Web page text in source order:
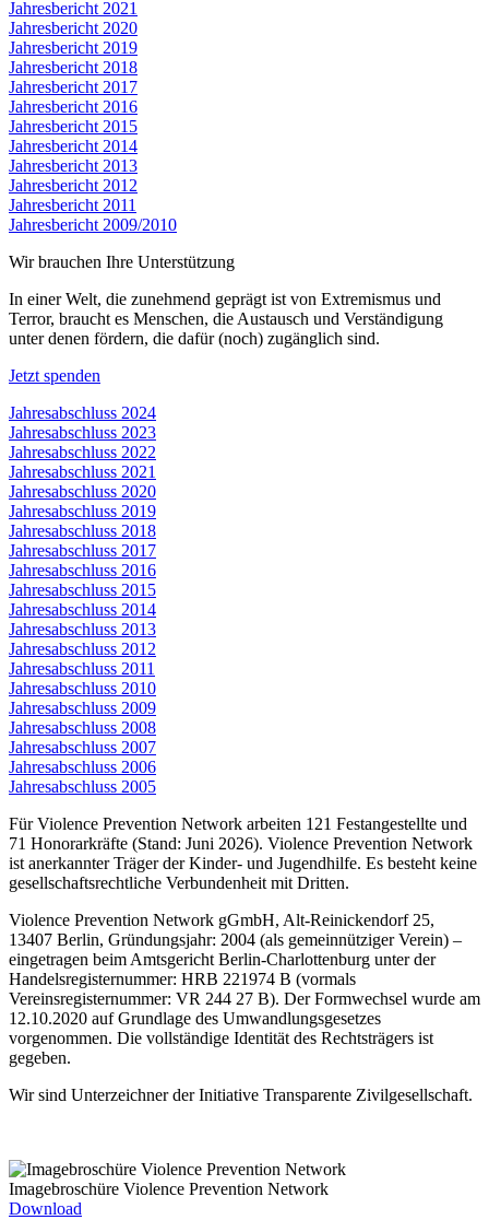
Jahresbericht 2021
Jahresbericht 2020
Jahresbericht 2019
Jahresbericht 2018
Jahresbericht 2017
Jahresbericht 2016
Jahresbericht 2015
Jahresbericht 2014
Jahresbericht 2013
Jahresbericht 2012
Jahresbericht 2011
Jahresbericht 2009/2010
Wir brauchen Ihre Unterstützung
In einer Welt, die zunehmend geprägt ist von Extremismus und
Terror, braucht es Menschen, die Austausch und Verständigung
unter denen fördern, die dafür (noch) zugänglich sind.
Jetzt spenden
Jahresabschluss 2024
Jahresabschluss 2023
Jahresabschluss 2022
Jahresabschluss 2021
Jahresabschluss 2020
Jahresabschluss 2019
Jahresabschluss 2018
Jahresabschluss 2017
Jahresabschluss 2016
Jahresabschluss 2015
Jahresabschluss 2014
Jahresabschluss 2013
Jahresabschluss 2012
Jahresabschluss 2011
Jahresabschluss 2010
Jahresabschluss 2009
Jahresabschluss 2008
Jahresabschluss 2007
Jahresabschluss 2006
Jahresabschluss 2005
Für Violence Prevention Network arbeiten 121 Festangestellte und
71 Honorarkräfte (Stand: Juni 2026). Violence Prevention Network
ist anerkannter Träger der Kinder- und Jugendhilfe. Es besteht keine
gesellschaftsrechtliche Verbundenheit mit Dritten.
Violence Prevention Network gGmbH, Alt-Reinickendorf 25,
13407 Berlin, Gründungsjahr: 2004 (als gemeinnütziger Verein) –
eingetragen beim Amtsgericht Berlin-Charlottenburg unter der
Handelsregisternummer: HRB 221974 B (vormals
Vereinsregisternummer: VR 244 27 B). Der Formwechsel wurde am
12.10.2020 auf Grundlage des Umwandlungsgesetzes
vorgenommen. Die vollständige Identität des Rechtsträgers ist
gegeben.
Wir sind Unterzeichner der Initiative Transparente Zivilgesellschaft.
Imagebroschüre Violence Prevention Network
Download